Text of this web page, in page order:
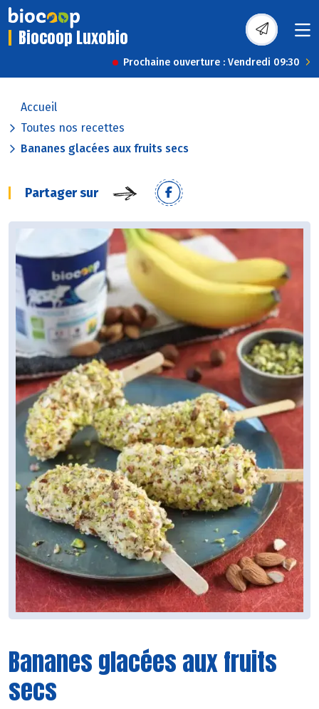
Biocoop Luxobio
Prochaine ouverture : Vendredi 09:30
Accueil
Toutes nos recettes
Bananes glacées aux fruits secs
Partager sur
Bananes glacées aux fruits
secs